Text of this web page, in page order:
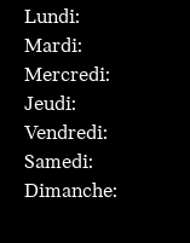
Lundi:
Mardi:
Mercredi:
Jeudi:
Vendredi:
Samedi:
Dimanche: